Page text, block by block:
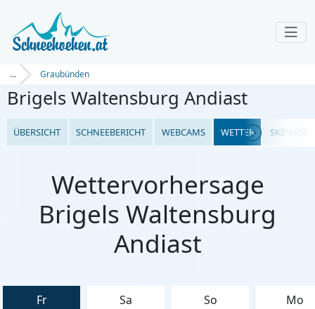
... Graubünden
Brigels Waltensburg Andiast
ÜBERSICHT SCHNEEBERICHT WEBCAMS WETTER
Wettervorhersage
Brigels Waltensburg
Andiast
Fr Sa So Mo